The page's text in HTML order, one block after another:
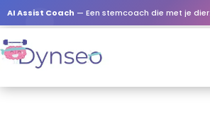
AI Assist Coach — Een stemcoach die met je dierbaren speelt